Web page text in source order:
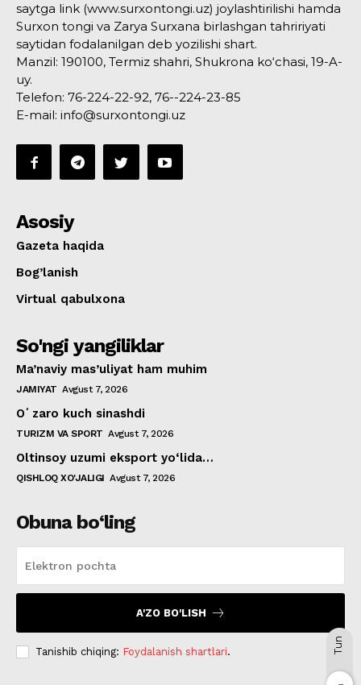
saytga link (www.surxontongi.uz) joylashtirilishi hamda
Surxon tongi va Zarya Surxana birlashgan tahririyati
saytidan fodalanilgan deb yozilishi shart.
Manzil: 190100, Termiz shahri, Shukrona ko‘chasi, 19-A-
uy.
Telefon: 76-224-22-92, 76--224-23-85
E-mail: info@surxontongi.uz
Asosiy
Gazeta haqida
Bog’lanish
Virtual qabulxona
So'ngi yangiliklar
Ma’naviy mas’uliyat ham muhim
JAMIYAT Avgust 7, 2026
Oʻzaro kuch sinashdi
TURIZM VA SPORT Avgust 7, 2026
Oltinsoy uzumi eksport yo‘lida…
QISHLOQ XO'JALIGI Avgust 7, 2026
Obuna bo‘ling
A'ZO BO'LISH
Tanishib chiqing: Foydalanish shartlari. Tun